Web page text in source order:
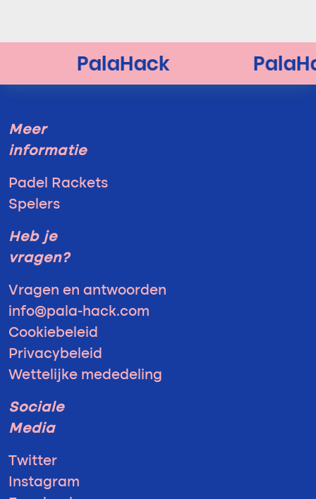
Meer
informatie
Padel Rackets
Spelers
Heb je
vragen?
Vragen en antwoorden
info@pala-hack.com
Cookiebeleid
Privacybeleid
Wettelijke mededeling
Sociale
Media
Twitter
Instagram